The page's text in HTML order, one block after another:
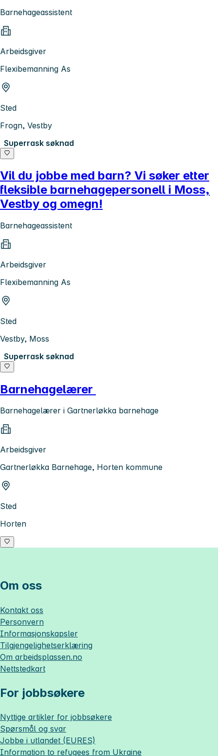
Barnehageassistent
Arbeidsgiver
Flexibemanning As
Sted
Frogn, Vestby
Superrask søknad
Vil du jobbe med barn? Vi søker etter
fleksible barnehagepersonell i Moss,
Vestby og omegn!
Barnehageassistent
Arbeidsgiver
Flexibemanning As
Sted
Vestby, Moss
Superrask søknad
Barnehagelærer
Barnehagelærer i Gartnerløkka barnehage
Arbeidsgiver
Gartnerløkka Barnehage, Horten kommune
Sted
Horten
Om oss
Kontakt oss
Personvern
Informasjonskapsler
Tilgjengelighetserklæring
Om arbeidsplassen.no
Nettstedkart
For jobbsøkere
Nyttige artikler for jobbsøkere
Spørsmål og svar
Jobbe i utlandet (EURES)
Information to refugees from Ukraine